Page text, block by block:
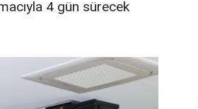
4 gün sürecek